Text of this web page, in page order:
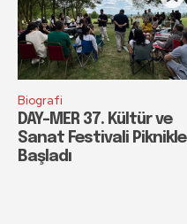
Biografi
DAY-MER 37. Kültür ve
Sanat Festivali Piknikle
Başladı